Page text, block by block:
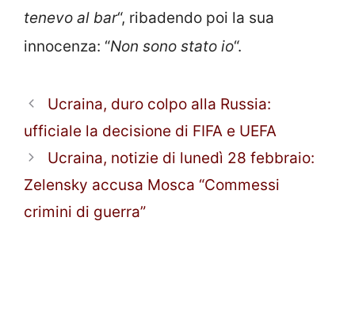
tenevo al bar“, ribadendo poi la sua
innocenza: “Non sono stato io“.
Ucraina, duro colpo alla Russia:
ufficiale la decisione di FIFA e UEFA
Ucraina, notizie di lunedì 28 febbraio:
Zelensky accusa Mosca “Commessi
crimini di guerra”